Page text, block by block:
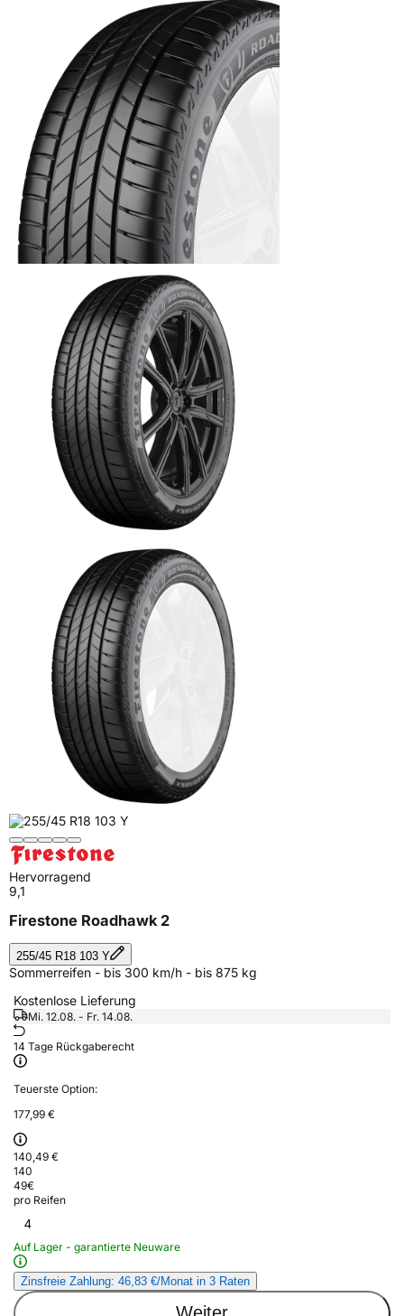
Hervorragend
9,1
Firestone Roadhawk 2
255/45 R18 103 Y
Sommerreifen - bis 300 km/h - bis 875 kg
Kostenlose Lieferung
Mi. 12.08. - Fr. 14.08.
14 Tage Rückgaberecht
Teuerste Option:
177,99 €
140,49 €
140
49€
pro Reifen
4
Auf Lager - garantierte Neuware
Zinsfreie Zahlung: 46,83 €/Monat in 3 Raten